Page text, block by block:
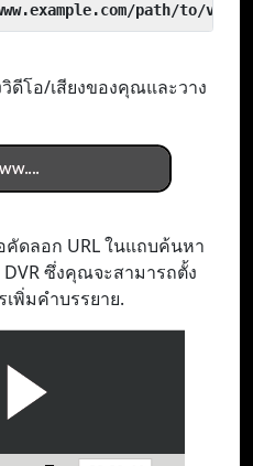
path/to/video
ดีโอ/เสียงของคุณและวาง
ดลอก URL ในแถบค้นหา
ซึ่งคุณจะสามารถตั้ง
เพิ่มคำบรรยาย.